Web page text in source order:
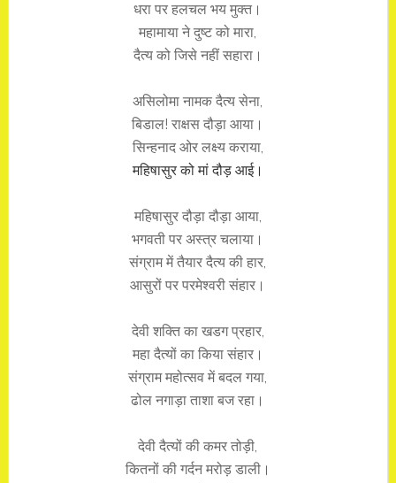
धरा पर हलचल भय मुक्त।
महामाया ने दुष्ट को मारा,
दैत्य को जिसे नहीं सहारा।
असिलोमा नामक दैत्य सेना,
बिडाल! राक्षस दौड़ा आया।
सिन्हनाद ओर लक्ष्य कराया,
महिषासुर को मां दौड़ आई।
महिषासुर दौड़ा दौड़ा आया,
भगवती पर अस्त्र चलाया।
संग्राम में तैयार दैत्य की हार,
आसुरों पर परमेश्वरी संहार।
देवी शक्ति का खडग प्रहार,
महा दैत्यों का किया संहार।
संग्राम महोत्सव में बदल गया,
ढोल नगाड़ा ताशा बज रहा।
देवी दैत्यों की कमर तोड़ी,
कितनों की गर्दन मरोड़ डाली।